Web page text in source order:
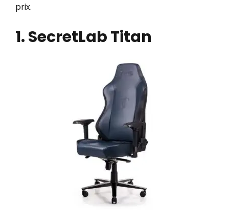
prix.
1. SecretLab Titan